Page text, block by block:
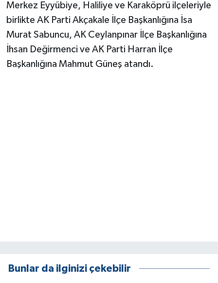
Merkez Eyyübiye, Haliliye ve Karaköprü ilçeleriyle
birlikte AK Parti Akçakale İlçe Başkanlığına İsa
Murat Sabuncu, AK Ceylanpınar İlçe Başkanlığına
İhsan Değirmenci ve AK Parti Harran İlçe
Başkanlığına Mahmut Güneş atandı.
Bunlar da ilginizi çekebilir